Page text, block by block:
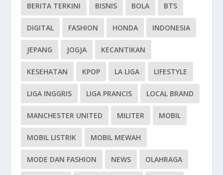
BERITA TERKINI BISNIS BOLA BTS
DIGITAL FASHION HONDA INDONESIA
JEPANG JOGJA KECANTIKAN
KESEHATAN KPOP LA LIGA LIFESTYLE
LIGA INGGRIS LIGA PRANCIS LOCAL BRAND
MANCHESTER UNITED MILITER MOBIL
MOBIL LISTRIK MOBIL MEWAH
MODE DAN FASHION NEWS OLAHRAGA